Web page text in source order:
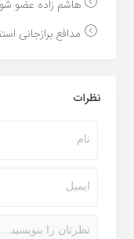
هاشم زاده عضو
مدافع برازجانی
نظرات